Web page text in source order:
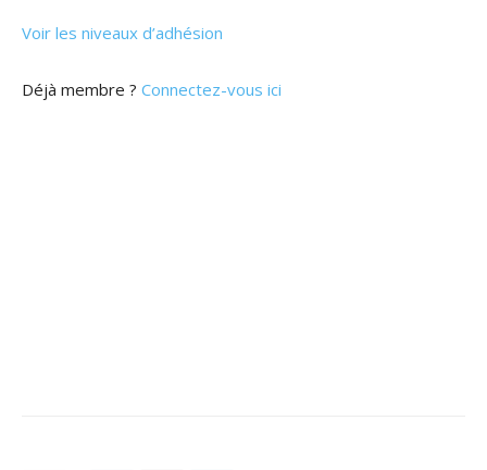
Voir les niveaux d’adhésion
Déjà membre ? Connectez-vous ici